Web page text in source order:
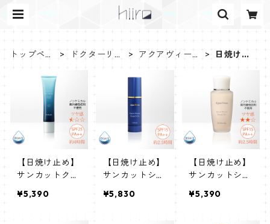
トップペー
ドクターリセ
アクアヴィーナ
日焼け止
【日焼け止め】
サンカットクリ
¥5,390
【日焼け止め】
サンカットシャ
ン 50mL
¥5,830
【日焼け止め】
サンカットシャ
ン(ベージュ)
¥5,390